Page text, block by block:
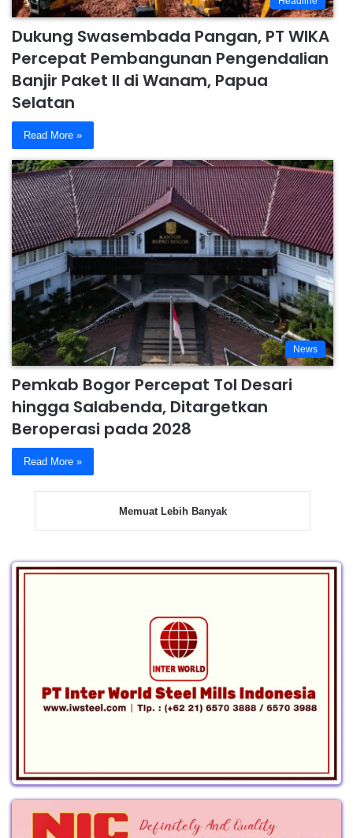
Dukung Swasembada Pangan, PT WIKA
Percepat Pembangunan Pengendalian
Banjir Paket II di Wanam, Papua
Selatan
Read More »
News
Pemkab Bogor Percepat Tol Desari
hingga Salabenda, Ditargetkan
Beroperasi pada 2028
Read More »
Memuat Lebih Banyak